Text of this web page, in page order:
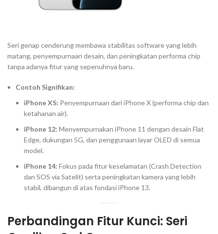
Seri genap cenderung membawa stabilitas softwareyang lebih
matang, penyempurnaan desain, dan peningkatan performa chip
tanpa adanya fitur yang sepenuhnya baru.
Contoh Signifikan:
iPhone XS: Penyempurnaan dari iPhone X (performa chip dan
ketahanan air).
iPhone 12: Menyempurnakan iPhone 11 dengan desain Flat
Edge, dukungan 5G, dan penggunaan layar OLED di semua
model.
iPhone 14: Fokus pada fitur keselamatan (Crash Detection
dan SOS via Satelit) serta peningkatan kamera yang lebih
stabil, dibangun di atas fondasi iPhone 13.
Perbandingan Fitur Kunci: Seri